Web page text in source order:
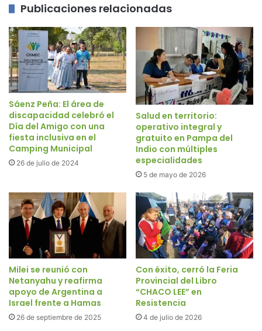
Publicaciones relacionadas
Sáenz Peña: El área de
discapacidad celebró el
Día del Amigo con una
fiesta inclusiva en el
Camping Municipal
26 de julio de 2024
Salud en territorio:
operativo integral y
gratuito en Pampa del
Indio con múltiples
especialidades
5 de mayo de 2026
Milei se reunió con
Netanyahu y reafirma
apoyo de Argentina a
Israel frente a Hamas
26 de septiembre de 2025
Con éxito, cerró la Feria
Provincial del Libro
“CHACO LEE” en
Resistencia
4 de julio de 2026